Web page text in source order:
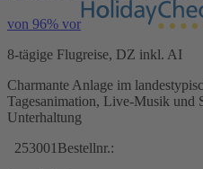
von 96% vor
8-tägige Flugreise, DZ inkl. AI
Charmante Anlage im
Tagesanimation, Live-Musik und
Unterhaltung
253001 Bestellnr.: